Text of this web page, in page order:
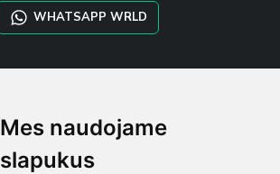
Mes naudojame
slapukus
WHATSAPP WRLD
TAYLOR MADE ORDERS